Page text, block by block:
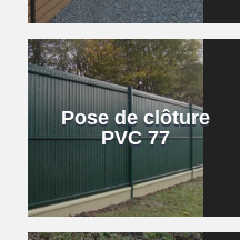
Pose de clôture
PVC 77